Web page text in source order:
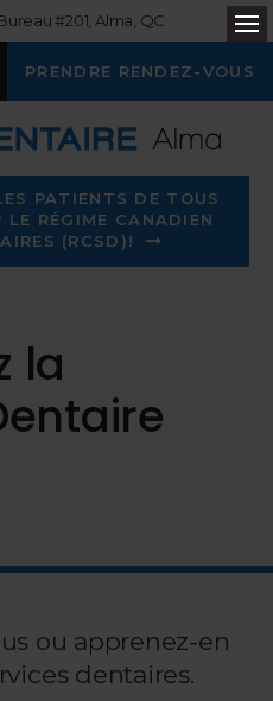
#201 Alma QC
PRENDRE RENDEZ-VOUS
PATIENTS DE TOUS
LE RÉGIME CANADIEN
(RCSD)!
la
ou apprenez-en
dentaires.